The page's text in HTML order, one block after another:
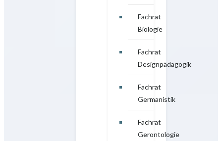
Fachrat
Biologie
Fachrat
Designpädagogik
Fachrat
Germanistik
Fachrat
Gerontologie